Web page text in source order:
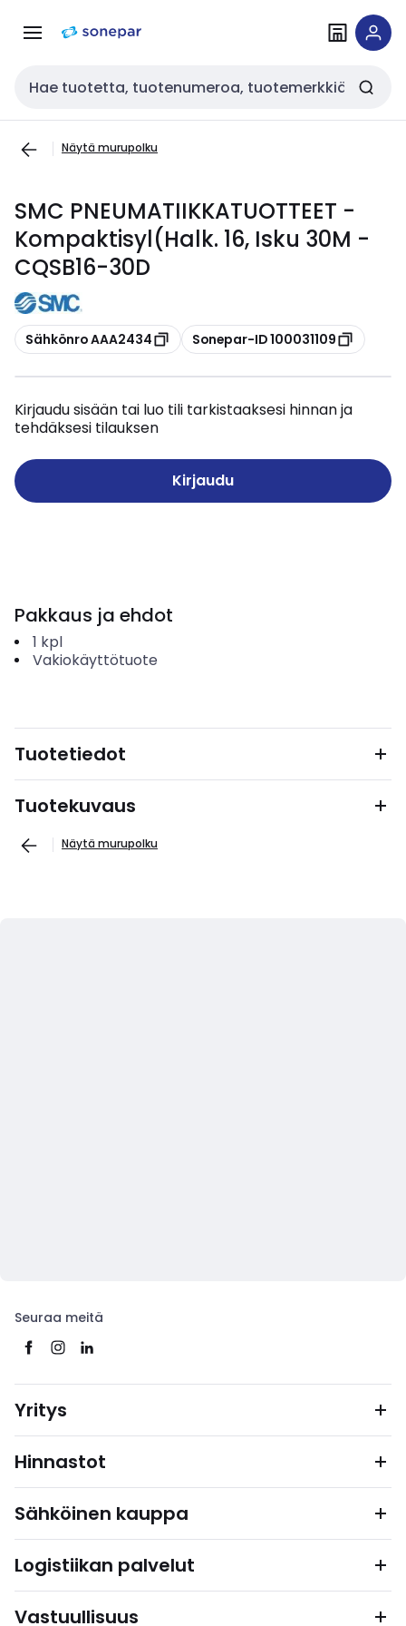
navigointiinsisältöön
Haku
Näytä murupolku
SMC PNEUMATIIKKATUOTTEET -
Kompaktisyl(Halk. 16, Isku 30M -
CQSB16-30D
Kopioi
Sähkönro AAA2434 Kopioi
Sonepar-ID 100031109
Kirjaudu sisään tai luo tili tarkistaaksesi hinnan ja
tehdäksesi tilauksen
Kirjaudu
Pakkaus ja ehdot
1 kpl
Vakiokäyttötuote
Tuotetiedot
Tuotekuvaus
Näytä murupolku
Seuraa meitä
Yritys
Hinnastot
Sähköinen kauppa
Logistiikan palvelut
Vastuullisuus